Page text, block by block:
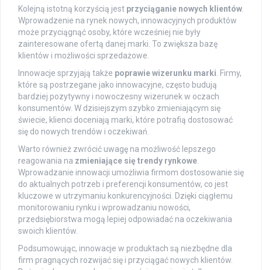
Kolejną istotną korzyścią jest przyciąganie nowych klientów.
Wprowadzenie na rynek nowych, innowacyjnych produktów
może przyciągnąć osoby, które wcześniej nie były
zainteresowane ofertą danej marki. To zwiększa bazę
klientów i możliwości sprzedażowe.
Innowacje sprzyjają także poprawie wizerunku marki. Firmy,
które są postrzegane jako innowacyjne, często budują
bardziej pozytywny i nowoczesny wizerunek w oczach
konsumentów. W dzisiejszym szybko zmieniającym się
świecie, klienci doceniają marki, które potrafią dostosować
się do nowych trendów i oczekiwań.
Warto również zwrócić uwagę na możliwość lepszego
reagowania na zmieniające się trendy rynkowe.
Wprowadzanie innowacji umożliwia firmom dostosowanie się
do aktualnych potrzeb i preferencji konsumentów, co jest
kluczowe w utrzymaniu konkurencyjności. Dzięki ciągłemu
monitorowaniu rynku i wprowadzaniu nowości,
przedsiębiorstwa mogą lepiej odpowiadać na oczekiwania
swoich klientów.
Podsumowując, innowacje w produktach są niezbędne dla
firm pragnących rozwijać się i przyciągać nowych klientów.